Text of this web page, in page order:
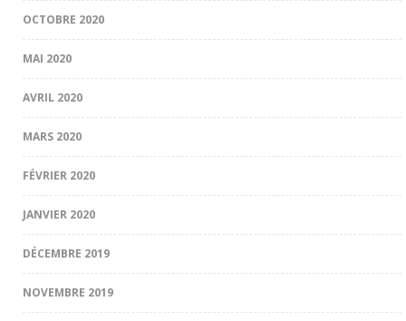
OCTOBRE 2020
MAI 2020
AVRIL 2020
MARS 2020
FÉVRIER 2020
JANVIER 2020
DÉCEMBRE 2019
NOVEMBRE 2019